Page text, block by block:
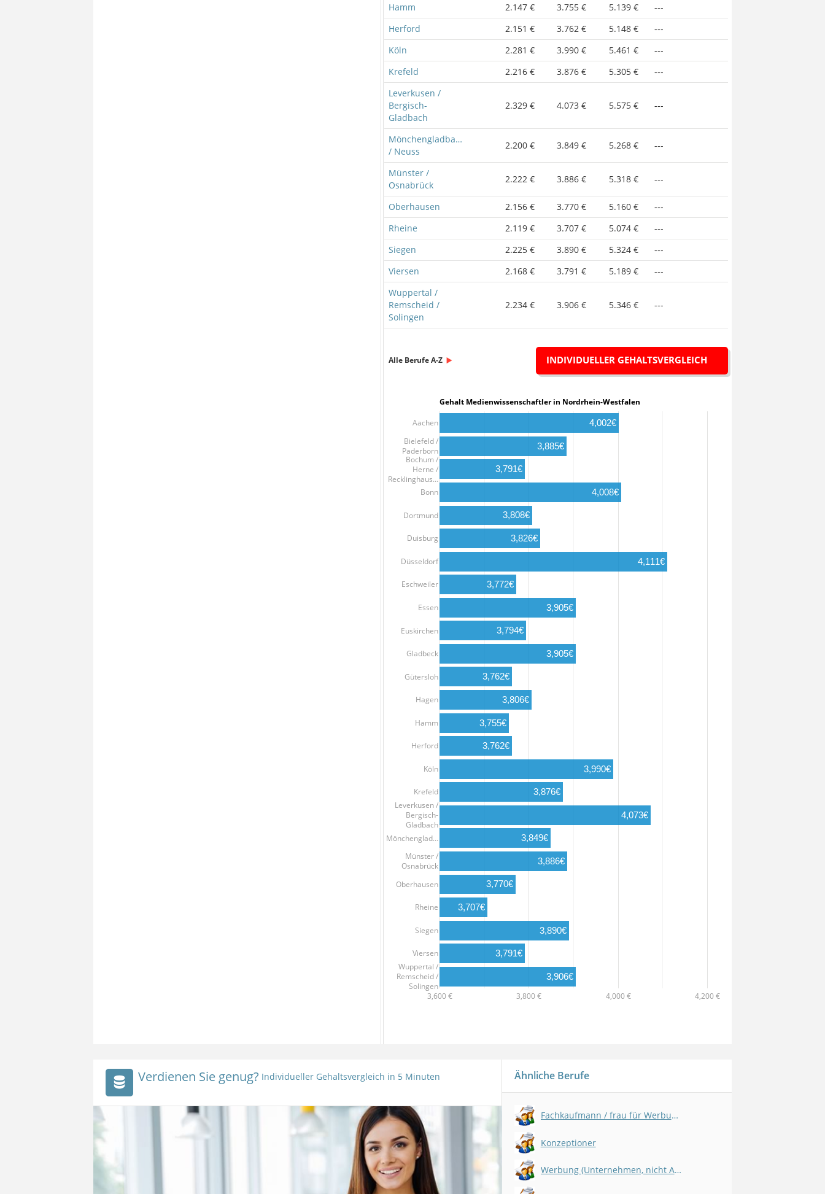
Hamm
2.147 € 3.755 € 5.139 €
---
Herford
2.151 € 3.762 € 5.148 €
---
Köln
2.281 € 3.990 € 5.461 €
---
Krefeld
2.216 € 3.876 € 5.305 €
---
Leverkusen /
Bergisch-
Gladbach
2.329 € 4.073 € 5.575 € ---
Mönchengladbach
/ Neuss
2.200 € 3.849 € 5.268 € ---
Münster /
Osnabrück
2.222 € 3.886 € 5.318 € ---
Oberhausen 2.156 € 3.770 € 5.160 €
---
Rheine
2.119 € 3.707 € 5.074 €
---
Siegen
2.225 € 3.890 € 5.324 €
---
Viersen
2.168 € 3.791 € 5.189 €
---
Wuppertal /
Remscheid /
Solingen
2.234 € 3.906 € 5.346 € ---
Alle Berufe A-Z INDIVIDUELLER GEHALTSVERGLEICH
Gehalt Medienwissenschaftler in Nordrhein-Westfalen
3,600 € 3,800 € 4,000 € 4,200 €
Aachen
Bielefeld /
Paderborn
Bochum /
Herne /
Recklinghaus…
Bonn
Dortmund
Duisburg
Düsseldorf
Eschweiler
Essen
Euskirchen
Gladbeck
Gütersloh
Hagen
Hamm
Herford
Köln
Krefeld
Leverkusen /
Bergisch-
Gladbach
Mönchenglad…
Münster /
Osnabrück
Oberhausen
Rheine
Siegen
Viersen
Wuppertal /
Remscheid /
Solingen
4,002€
3,885€
3,791€
4,008€
3,808€
3,826€
4,111€
3,772€
3,905€
3,794€
3,905€
3,762€
3,806€
3,755€
3,762€
3,990€
3,876€
4,073€
3,849€
3,886€
3,770€
3,707€
3,890€
3,791€
3,906€
Verdienen Sie genug? Individueller Gehaltsvergleich in 5 Minuten Ähnliche Berufe
Fachkaufmann / frau für Werbung und Kommunikation
Konzeptioner
Werbung (Unternehmen, nicht Agentur)